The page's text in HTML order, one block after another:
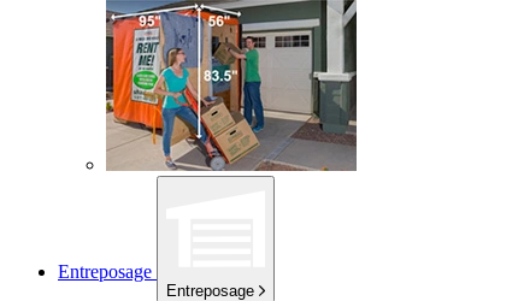
Entreposage
Entreposage